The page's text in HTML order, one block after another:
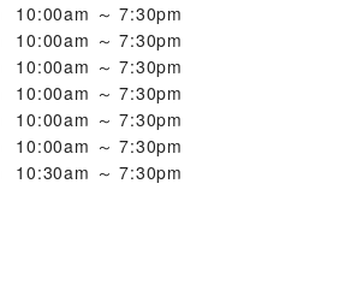
10:00am ～ 7:30pm
10:00am ～ 7:30pm
10:00am ～ 7:30pm
10:00am ～ 7:30pm
10:00am ～ 7:30pm
10:00am ～ 7:30pm
10:30am ～ 7:30pm